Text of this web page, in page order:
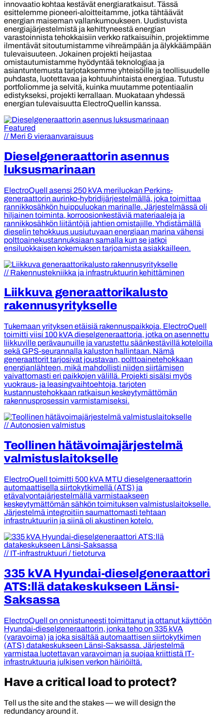
innovaatio kohtaa kestävät energiaratkaisut. Tässä
esittelemme pioneeri-aloitteitamme, jotka tähtäävät
energian maiseman vallankumoukseen. Uudistuvista
energiajärjestelmistä ja kehittyneestä energian
varastoinnista tehokkaisiin verkko ratkaisuihin, projektimme
ilmentävät sitoutumistamme vihreämpään ja älykkäämpään
tulevaisuuteen. Jokainen projekti heijastaa
omistautumistamme hyödyntää teknologiaa ja
asiantuntemusta tarjotaksemme yhteisöille ja teollisuudelle
puhdasta, luotettavaa ja kohtuuhintaista energiaa. Tutustu
portfoliomme ja selvitä, kuinka muutamme potentiaalin
edistykseksi, projekti kerrallaan. Muokataan yhdessä
energian tulevaisuutta ElectroQuellin kanssa.
Featured
// Meri & vieraanvaraisuus
Dieselgeneraattorin asennus
luksusmarinaan
ElectroQuell asensi 250 kVA meriluokan Perkins-
generaattorin aurinko-hybridijärjestelmällä, joka toimittaa
rannikkosähkön huippuluokan marinalle. Järjestelmässä oli
hiljainen toiminta, korroosionkestäviä materiaaleja ja
rannikkosähkön liitäntöjä jahtien omistajille. Yhdistämällä
dieselin tehokkuus uusiutuvaan energiaan marina vähensi
polttoainekustannuksiaan samalla kun se jatkoi
ensiluokkaisen kokemuksen tarjoamista asiakkailleen.
// Rakennustekniikka ja infrastruktuurin kehittäminen
Liikkuva generaattorikalusto
rakennusyritykselle
Tukemaan yrityksen etäisiä rakennuspaikkoja, ElectroQuell
toimitti viisi 100 kVA dieselgeneraattoria, jotka on asennettu
liikkuville perävaunuille ja varustettu säänkestävillä koteloilla
sekä GPS-seurannalla kaluston hallintaan. Nämä
generaattorit tarjosivat joustavan, polttoainetehokkaan
energianlähteen, mikä mahdollisti niiden siirtämisen
vaivattomasti eri paikkojen välillä. Projekti sisälsi myös
vuokraus- ja leasingvaihtoehtoja, tarjoten
kustannustehokkaan ratkaisun keskeytymättömän
rakennusprosessin varmistamiseksi.
// Autonosien valmistus
Teollinen hätävoimajärjestelmä
valmistuslaitokselle
ElectroQuell toimitti 500 kVA MTU dieselgeneraattorin
automaattisella siirtokytkimellä (ATS) ja
etävalvontajärjestelmällä varmistaakseen
keskeytymättömän sähkön toimituksen valmistuslaitokselle.
Järjestelmä integroitiin saumattomasti tehtaan
infrastruktuuriin ja siinä oli akustinen kotelo.
// IT-infrastruktuuri / tietoturva
335 kVA Hyundai-dieselgeneraattori
ATS:llä datakeskukseen Länsi-
Saksassa
ElectroQuell on onnistuneesti toimittanut ja ottanut käyttöön
Hyundai-dieselgeneraattorin, jonka teho on 335 kVA
(varavoima) ja joka sisältää automaattisen siirtokytkimen
(ATS) datakeskukseen Länsi-Saksassa. Järjestelmä
varmistaa luotettavan varavoiman ja suojaa kriittistä IT-
infrastruktuuria julkisen verkon häiriöiltä.
Have a critical load to protect?
Tell us the site and the stakes — we will design the
redundancy around it.